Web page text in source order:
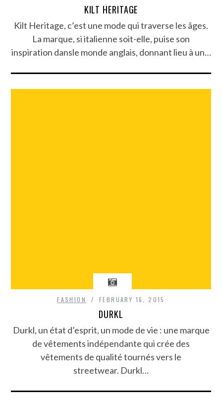
KILT HERITAGE
Kilt Heritage, c’est une mode qui traverse les âges.
La marque, si italienne soit-elle, puise son
inspiration dansle monde anglais, donnant lieu à un…
FASHION FEBRUARY 16, 2015
DURKL
Durkl, un état d’esprit, un mode de vie : une marque
de vêtements indépendante qui crée des
vêtements de qualité tournés vers le
streetwear. Durkl…